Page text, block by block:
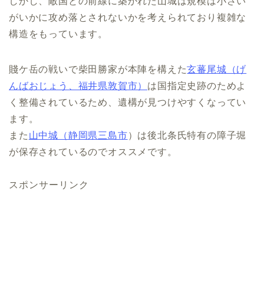
がいかに攻め落とされないかを考えられており複雑な
構造をもっています。
賤ケ岳の戦いで柴田勝家が本陣を構えた玄蕃尾城（げ
んばおじょう、福井県敦賀市） は国指定史跡のためよ
く整備されているため、遺構が見つけやすくなってい
ます。
また 山中城（静岡県三島市）は後北条氏特有の障子堀
が保存されているのでオススメです。
スポンサーリンク